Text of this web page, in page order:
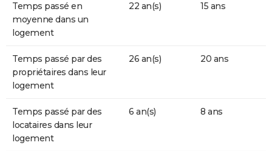
Temps passé en
moyenne dans un
logement
22 an(s) 15 ans
Temps passé par des
propriétaires dans leur
logement
26 an(s) 20 ans
Temps passé par des
locataires dans leur
logement
6 an(s) 8 ans